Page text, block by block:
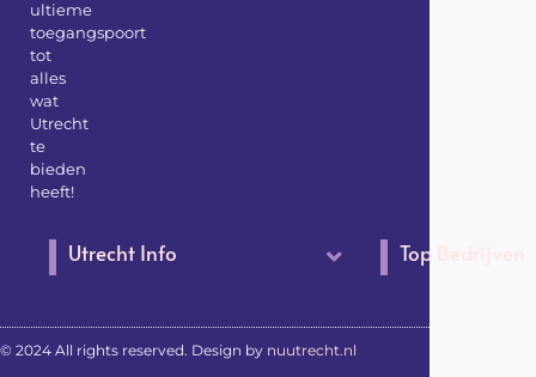
ultieme
toegangspoort
tot
alles
wat
Utrecht
te
bieden
heeft!
Utrecht Info Top Bedrijven
© 2024 All rights reserved. Design by nuutrecht.nl